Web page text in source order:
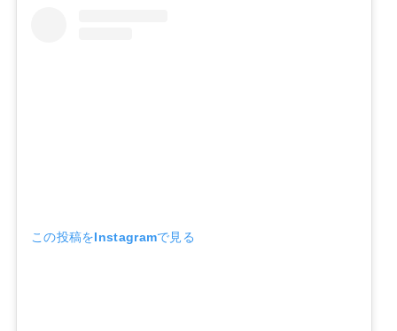
この投稿をInstagramで見る